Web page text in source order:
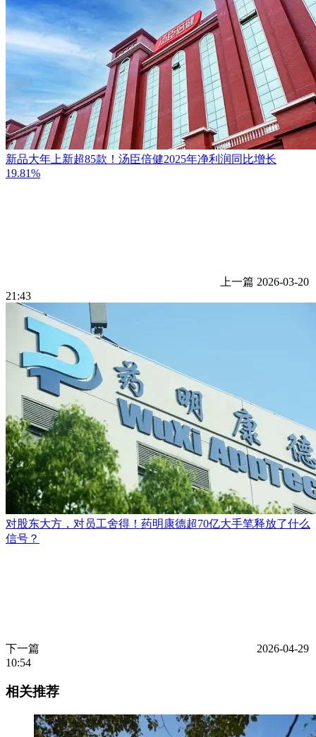
新品大年上新超85款！汤臣倍健2025年净利润同比增长
19.81%
上一篇 2026-03-20
21:43
对股东大方，对员工舍得！药明康德超70亿大手笔释放了什么
信号？
下一篇
2026-04-29
10:54
相关推荐